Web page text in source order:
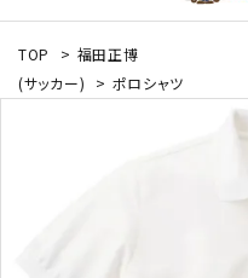
TOP > 福田正博
(サッカー)
> ポロシャツ